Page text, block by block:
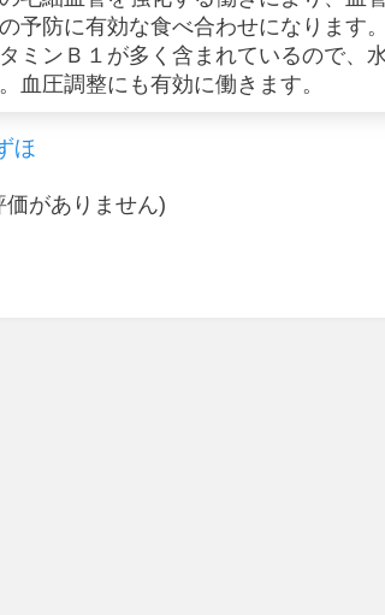
予防に有効な食べ合わせになります
ミンＢ１が多く含まれているので、
血圧調整にも有効に働きます。
ほ
価がありません)